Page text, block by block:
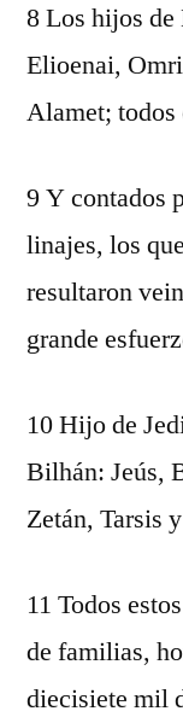
8 Los hijos de
Elioenai,
Alamet; todos
9 Y contados
linajes, los
resultaron
grande
10 Hijo de
Bilhán: Jeús,
Zetán, Tarsis
11 Todos
de familias,
diecisiete mil